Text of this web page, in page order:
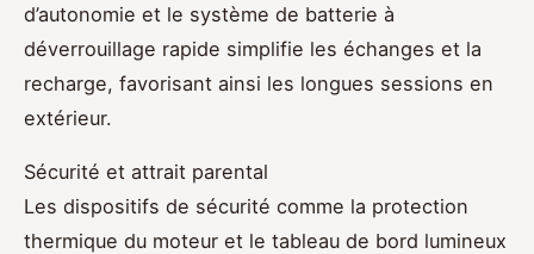
d’autonomie et le système de batterie à
déverrouillage rapide simplifie les échanges et la
recharge, favorisant ainsi les longues sessions en
extérieur.
Sécurité et attrait parental
Les dispositifs de sécurité comme la protection
thermique du moteur et le tableau de bord lumineux